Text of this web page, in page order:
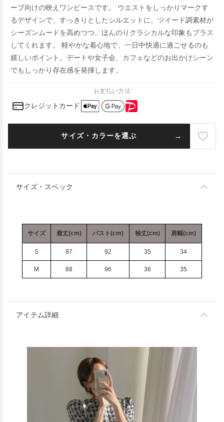
ーブ向けの映えワンピースです。 ウエストをしっかりマークす
るデザインで、すっきりとしたシルエットに。ツイード調素材が
シーズンムードを高めつつ、ほんのりクラシカルな印象もプラス
してくれます。 軽やかな着心地で、一日中快適に過ごせるのも
嬉しいポイント。デートや女子会、カフェなどのお出かけシーン
でもしっかり存在感を発揮します。
お支払い方法
クレジットカード
サイズ・カラーを選ぶ
サイズ・スペック
サイズ 着丈(cm) バスト(cm) 袖丈(cm) 肩幅(cm)
S 87 92 35 34
M 88 96 36 35
アイテム詳細